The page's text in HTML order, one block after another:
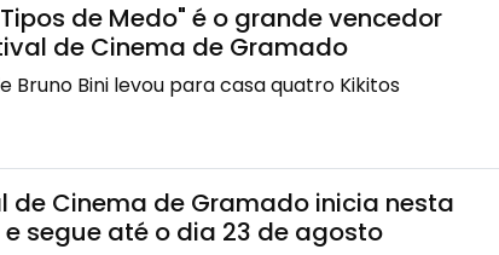
de Medo" é o grande vencedor
de Cinema de Gramado
Bruno Bini levou para casa quatro Kikitos
de Cinema de Gramado inicia nesta
segue até o dia 23 de agosto